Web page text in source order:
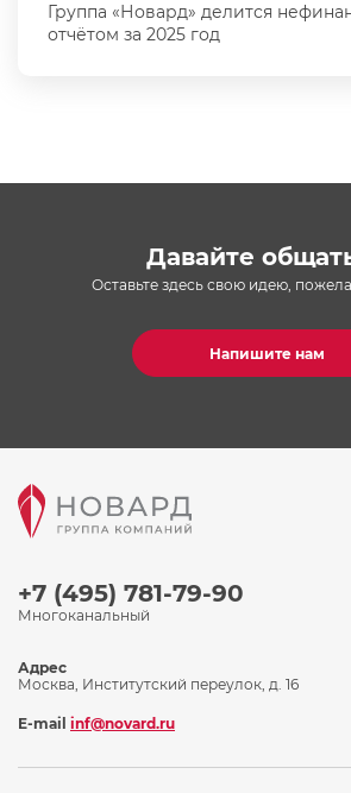
Группа «Новард» делится
отчётом за 2025 год
Давайте
Оставьте здесь свою идею,
Напишите нам
+7 (495) 781-79-90
Многоканальный
Адрес
Москва, Институтский переулок, д. 16
E-mail inf@novard.ru